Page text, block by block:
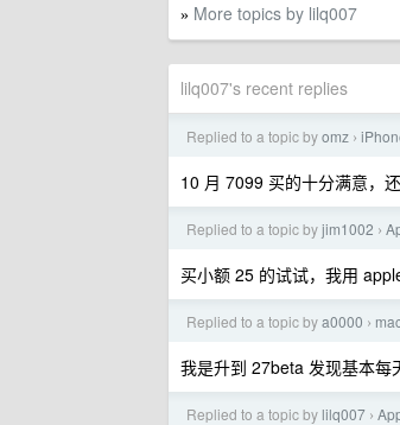
» More topics by lilq007
lilq007's recent replies
Replied to a topic byomz ›
10 月 7099 买的十分满意，
Replied to a topic byjim1002 ›
买小额 25 的试试，我用
Replied to a topic bya0000 ›
我是升到 27beta 发现基本每
Replied to a topic by lilq007 ›